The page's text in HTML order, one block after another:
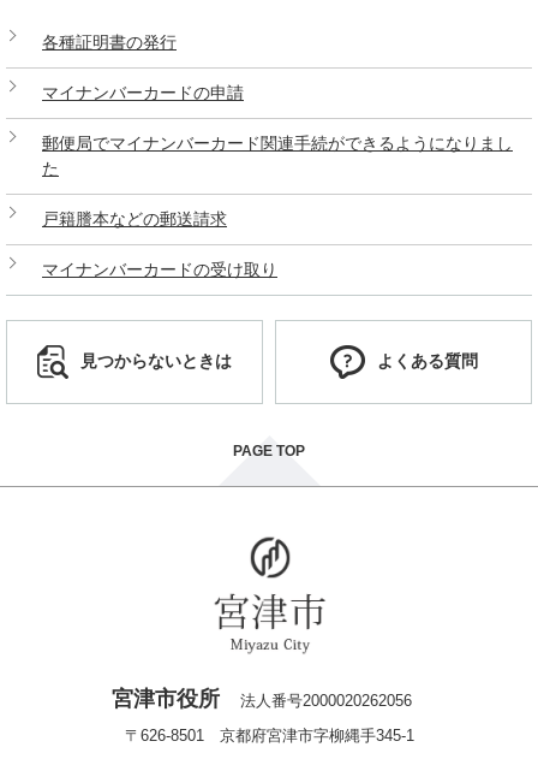
各種証明書の発行
マイナンバーカードの申請
郵便局でマイナンバーカード関連手続ができるようになりまし
た
戸籍謄本などの郵送請求
マイナンバーカードの受け取り
見つからないときは よくある質問
PAGE TOP
宮津市役所
法人番号2000020262056
〒626-8501 京都府宮津市字柳縄手345-1